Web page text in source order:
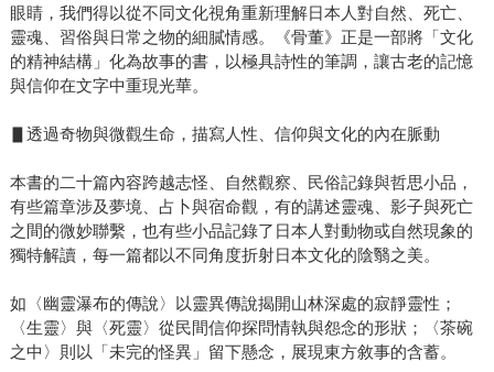
眼睛，我們得以從不同文化視角重新理解日本人對自然、死亡、
靈魂、習俗與日常之物的細膩情感。《骨董》正是一部將「文化
的精神結構」化為故事的書，以極具詩性的筆調，讓古老的記憶
與信仰在文字中重現光華。
▋透過奇物與微觀生命，描寫人性、信仰與文化的內在脈動
本書的二十篇內容跨越志怪、自然觀察、民俗記錄與哲思小品，
有些篇章涉及夢境、占卜與宿命觀，有的講述靈魂、影子與死亡
之間的微妙聯繫，也有些小品記錄了日本人對動物或自然現象的
獨特解讀，每一篇都以不同角度折射日本文化的陰翳之美。
如〈幽靈瀑布的傳說〉以靈異傳說揭開山林深處的寂靜靈性；
〈生靈〉與〈死靈〉從民間信仰探問情執與怨念的形狀；〈茶碗
之中〉則以「未完的怪異」留下懸念，展現東方敘事的含蓄。